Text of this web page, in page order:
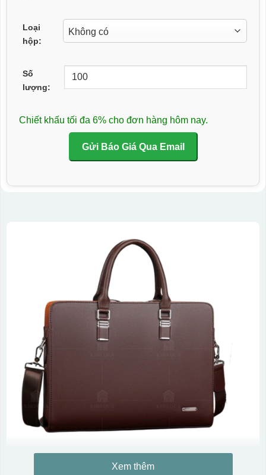
Loại
hộp:
Số
lượng:
Chiết khấu tối đa 6% cho đơn hàng hôm nay.
Gửi Báo Giá Qua Email
Xem thêm